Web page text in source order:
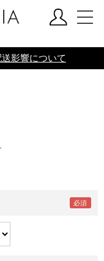
影響について